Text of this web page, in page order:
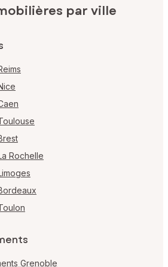
par ville
Rochelle
Grenoble